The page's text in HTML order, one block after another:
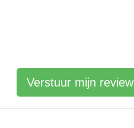
Verstuur mijn review